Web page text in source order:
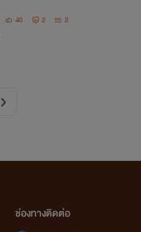
40 2 2
ช่องทางติดต่อ